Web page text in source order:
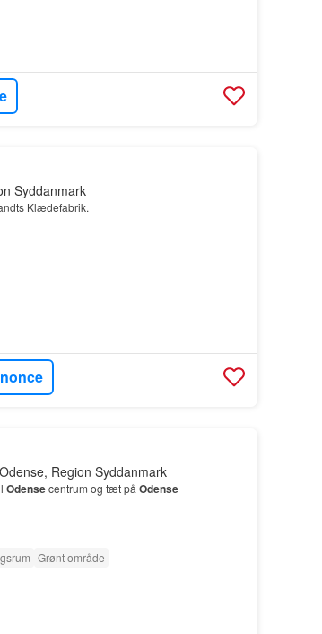
Syddanmark
Klædefabrik.
Region Syddanmark
Odensecentrum og tæt på Odense
Grønt område